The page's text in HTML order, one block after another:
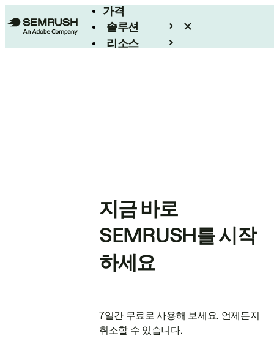
가격
솔루션
리소스
지금 바로
SEMRUSH를 시작
하세요
7일간 무료로 사용해 보세요. 언제든지
취소할 수 있습니다.